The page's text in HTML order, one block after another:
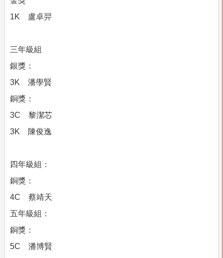
1K
盧卓羿
三年級組
銀獎：
3K
潘學賢
銅獎：
3C
黎潔芯
3K
陳俊逸
四年級組：
銅獎：
4C
蔡靖天
五年級組：
銅獎：
5C
潘博賢